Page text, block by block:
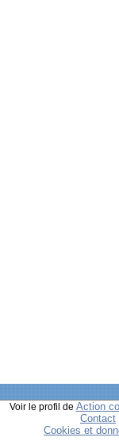
Voir le profil de Action
Contact
Cookies et